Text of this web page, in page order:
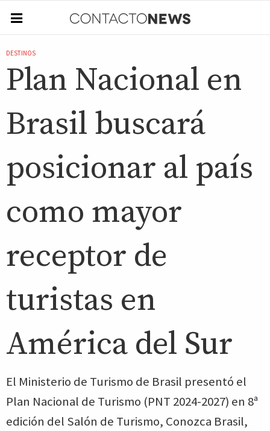
DESTINOS
Plan Nacional en
Brasil buscará
posicionar al país
como mayor
receptor de
turistas en
América del Sur
El Ministerio de Turismo de Brasil presentó el
Plan Nacional de Turismo (PNT 2024-2027) en 8ª
edición del Salón de Turismo, Conozca Brasil,